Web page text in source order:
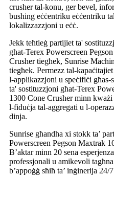
crusher tal-konu, ger bevel,
bushing eċċentriku eċċentriku
lokalizzazzjoni u eċċ.
Jekk teħtieġ partijiet ta'
għat-Terex Powerscreen
Crusher tiegħek, Sunrise
tiegħek. Permezz tal-
l-applikazzjoni u speċifiċi
ta' sostituzzjoni għat-Terex
1300 Cone Crusher minn
l-fiduċja tal-aggregati u l-
dinja.
Sunrise għandha xi stokk ta’
Powerscreen Pegson Maxtrak
B’aktar minn 20 sena
professjonali u amikevoli
b’appoġġ sħiħ ta’ inġinerija 24/